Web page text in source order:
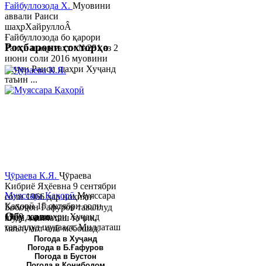
Ғайбуллозода Х. Муовини
аввали Раиси
шаҳрХайруллоÂ
Ғайбуллозода бо қарори
Раиси шаҳр таҳти №281 аз 2
июни соли 2016 муовини
якуми Раиси шаҳри Хуҷанд
таъин ...
Муяссара ҚаҳорӣМуяссара
Қаҳорӣ 15 октябри соли
1979 дар шаҳри Хуҷанд
таваллуд шудааст. Миллаташ
тоҷик. Маълумот олӣ. Соли
2002 Донишгоҳи давлатии
Хуҷанд ба...
Роҳбарони сохторҳо
Ҷӯраева К.Я. Ҷӯраева
Кибриё Яҳёевна 9 сентябри
соли 1966 дар ноҳияи
Бобоҷон Ғафуров таваллуд
шуда, миллаташ тоҷик,
маълумот олӣ мебошад.
Соли 1997 Донишг...
Обу хаво
Погода в Хуҷанд
Погода в Б.Ғафуров
Погода в Бустон